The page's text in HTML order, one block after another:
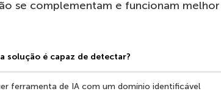
se complementam e funcionam
solução é capaz de detectar?
ferramenta de IA com um domínio identificável